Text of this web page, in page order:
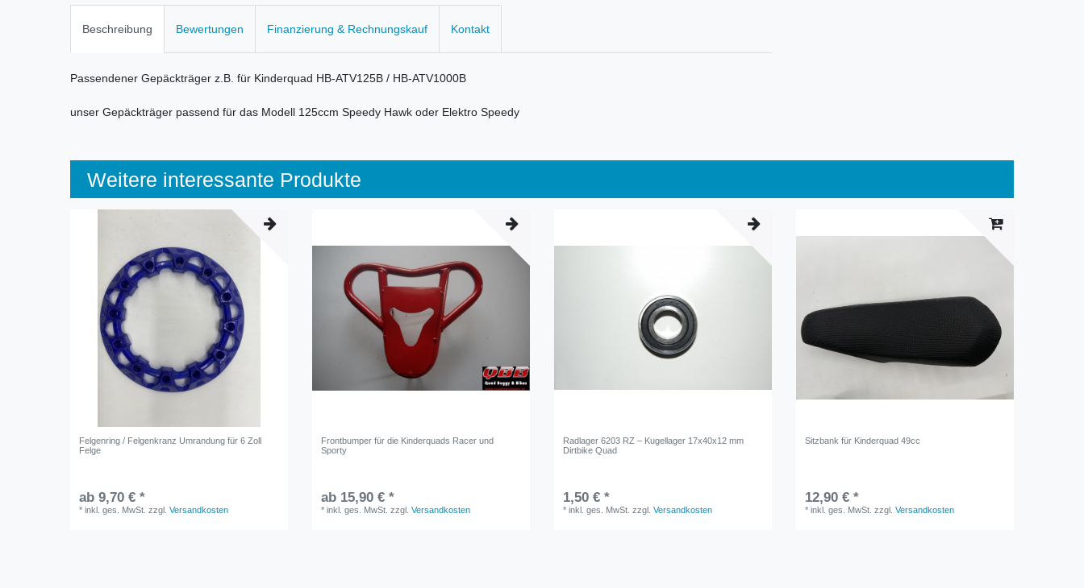
Beschreibung Bewertungen Finanzierung & Rechnungskauf Kontakt
Passendener Gepäckträger z.B. für Kinderquad HB-ATV125B / HB-ATV1000B
unser Gepäckträger passend für das Modell 125ccm Speedy Hawk oder Elektro Speedy
Weitere interessante Produkte
Felgenring / Felgenkranz Umrandung für 6 Zoll
Felge
ab 9,70 € *
*inkl. ges. MwSt. zzgl.Versandkosten
Frontbumper für die Kinderquads Racer und
Sporty
ab 15,90 € *
*inkl. ges. MwSt. zzgl.Versandkosten
Radlager 6203 RZ – Kugellager 17x40x12 mm
Dirtbike Quad
1,50 € *
*inkl. ges. MwSt. zzgl.Versandkosten
Sitzbank für Kinderquad 49cc
12,90 € *
*inkl. ges. MwSt. zzgl.Versandkosten